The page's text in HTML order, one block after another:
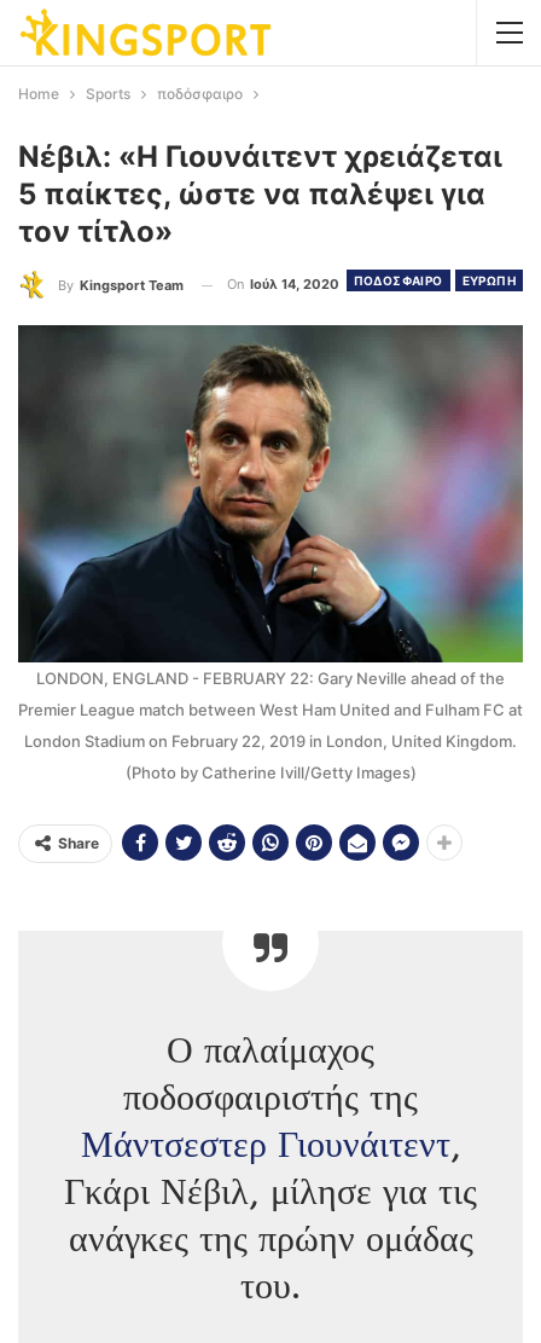
Home Sports ποδόσφαιρο
Νέβιλ: «Η Γιουνάιτεντ χρειάζεται
5 παίκτες, ώστε να παλέψει για
τον τίτλο»
ΠΟΔΟΣΦΑΙΡΟ ΕΥΡΩΠΗ
By Kingsport Team On Ιούλ 14, 2020
LONDON, ENGLAND - FEBRUARY 22: Gary Neville ahead of the
Premier League match between West Ham United and Fulham FC at
London Stadium on February 22, 2019 in London, United Kingdom.
(Photo by Catherine Ivill/Getty Images)
Share
Ο παλαίμαχος
ποδοσφαιριστής της
Μάντσεστερ Γιουνάιτεντ,
Γκάρι Νέβιλ, μίλησε για τις
ανάγκες της πρώην ομάδας
του.